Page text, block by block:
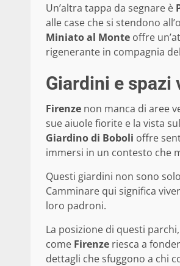
Un’altra tappa da segnare è
alle case che si stendono
Miniato al Monte offre
rigenerante in compagnia
Giardini e spazi
Firenze non manca di aree
sue aiuole fiorite e la vista
Giardino di Boboli offre
immersi in un contesto che
Questi giardini non sono
Camminare qui significa
loro padroni.
La posizione di questi
come Firenze riesca a
dettagli che sfuggono a chi